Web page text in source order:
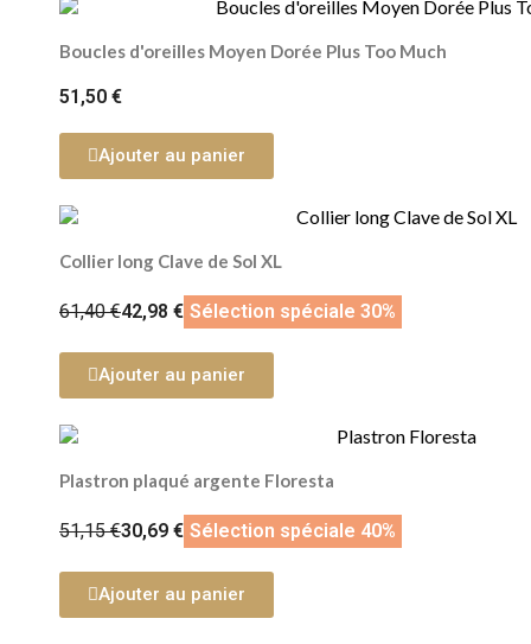
Boucles d'oreilles Moyen Dorée Plus Too Much
51,50 €
Ajouter au panier
Collier long Clave de Sol XL
61,40 €42,98 € Sélection spéciale 30%
Ajouter au panier
Plastron plaqué argente Floresta
51,15 €30,69 € Sélection spéciale 40%
Ajouter au panier